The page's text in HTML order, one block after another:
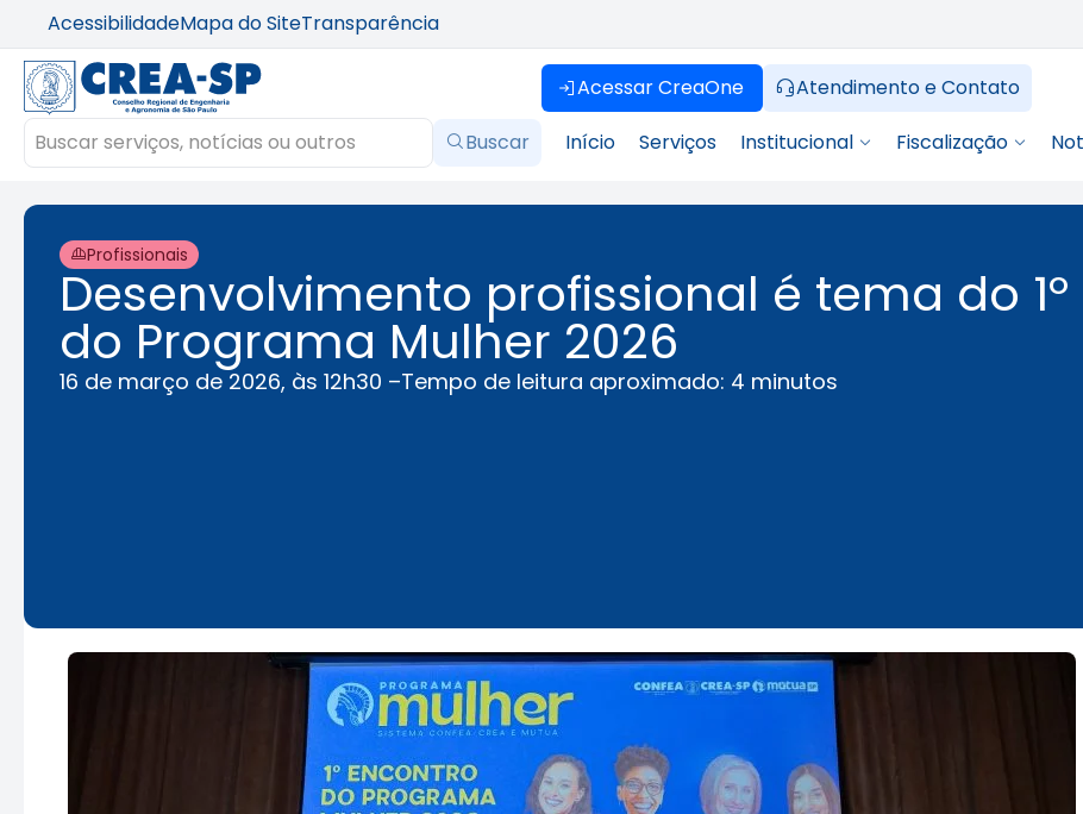
AcessibilidadeMapa do SiteTransparência
Acessar CreaOne
Atendimento e Contato
Buscar
Início Serviços Institucional Fiscalização
Profissionais
Desenvolvimento profissional é tema do
do Programa Mulher 2026
16 de março de 2026, às 12h30 –Tempo de leitura aproximado: 4 minutos